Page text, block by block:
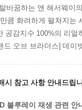
바꿈하는 앤 해서웨이
큼 화려하게 펼쳐지는
공감지수 100%의 리얼
드 오브 브라더스] 데이
시 참고 사항 안내드립
블루레이 재생 관련 안